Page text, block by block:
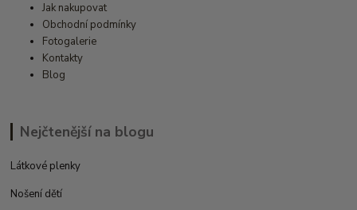
Jak nakupovat
Obchodní podmínky
Fotogalerie
Kontakty
Blog
Nejčtenější na blogu
Látkové plenky
Nošení dětí